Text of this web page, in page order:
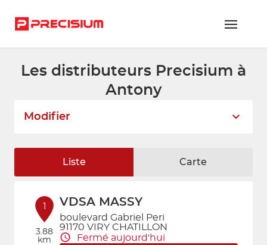
RÉSEAU PRECISIUM
NOUS REJOINDRE
CONTACTEZ-NOUS
ESPACE ADHÉRENT
Les distributeurs Precisium à
Antony
Modifier
Liste Carte
1
3.88
km
VDSA MASSY
boulevard Gabriel Peri
91170 VIRY CHATILLON
Fermé aujourd'hui